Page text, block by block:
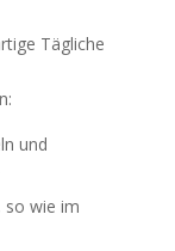
Tägliche
und
so wie im